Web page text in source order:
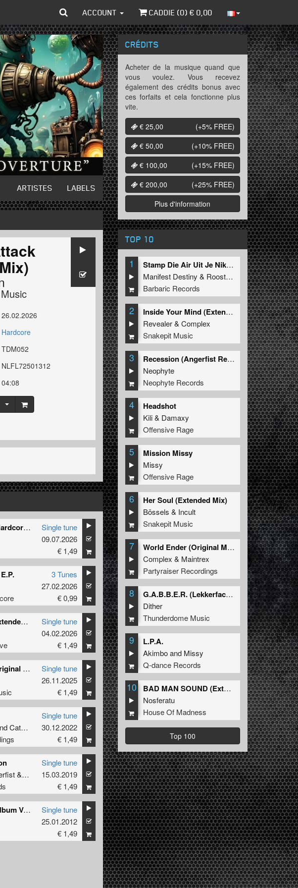
ACCOUNT CADDIE (0) € 0,00
ARTISTES LABELS
26.02.2026
Hardcore
TDM052
NLFL72501312
04:08
Never Let The Hardcore Go
Single tune
09.07.2026
€ 1,49
3 Tunes
27.02.2026
€ 0,99
Accelerate It (Extended Mix)
Single tune
04.02.2026
€ 1,49
Preutelekker (Original Mix)
Single tune
26.11.2025
€ 1,49
Catscan
Single tune
30.12.2022
€ 1,49
& Nolz
Single tune
15.03.2019
€ 1,49
It's Delicious (Album Version)
Single tune
25.01.2012
€ 1,49
CRÉDITS
Acheter de la musique quand que
vous voulez. Vous recevez
également des crédits bonus avec
ces forfaits et cela fonctionne plus
vite.
€ 25,00
(+5% FREE)
€ 50,00
(+10% FREE)
€ 100,00
(+15% FREE)
€ 200,00
(+25% FREE)
Plus d'information
TOP 10
1
Stamp Die Air Uit Je Nikeys (Extended Mix)
Manifest Destiny & Roosterz
Barbaric Records
2
Inside Your Mind (Extended Mix)
Revealer&Complex
Snakepit Music
3
Recession (Angerfist Remix Extended)
Neophyte
Neophyte Records
4 Headshot
Kili& Damaxy
Offensive Rage
5 Mission Missy
Missy
Offensive Rage
6 Her Soul (Extended Mix)
Bössels & Incult
Snakepit Music
7
World Ender (Original Mix)
Complex & Maintrex
Partyraiser Recordings
8
G.A.B.B.E.R. (Lekkerfaces L.E.K.K.E.R. Remix)
Dither
Thunderdome Music
9 L.P.A.
Akimboand Missy
Q-dance Records
10
BAD MAN SOUND (Extended Mix)
Nosferatu
House Of Madness
Top 100